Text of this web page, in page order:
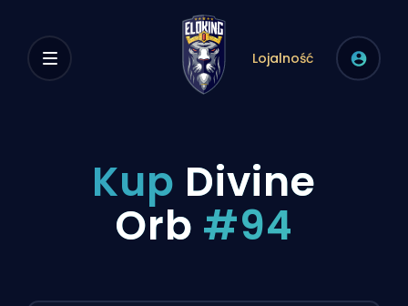
Lojalność
Kup Divine
Orb #94